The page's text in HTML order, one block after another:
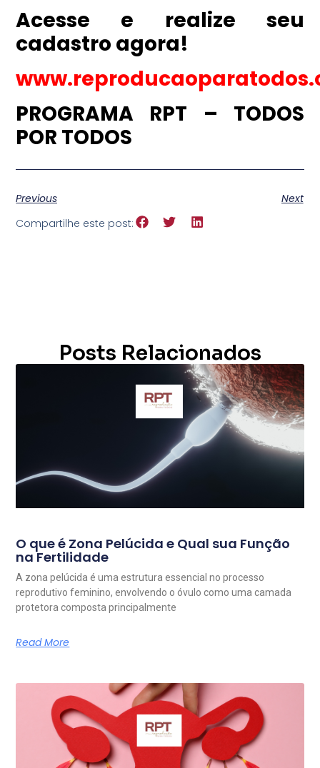
Acesse e realize seu
cadastro agora!
PROGRAMA RPT – TODOS
POR TODOS
Previous
Next
Compartilhe este post:
Posts Relacionados
O que é Zona Pelúcida e Qual sua Função
na Fertilidade
A zona pelúcida é uma estrutura essencial no processo
reprodutivo feminino, envolvendo o óvulo como uma camada
protetora composta principalmente
Read More